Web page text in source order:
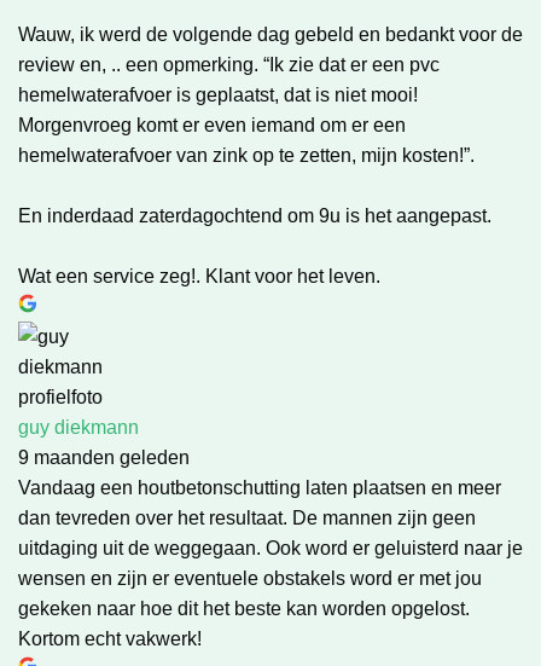
Wauw, ik werd de volgende dag gebeld en bedankt voor de
review en, .. een opmerking. “Ik zie dat er een pvc
hemelwaterafvoer is geplaatst, dat is niet mooi!
Morgenvroeg komt er even iemand om er een
hemelwaterafvoer van zink op te zetten, mijn kosten!”.
En inderdaad zaterdagochtend om 9u is het aangepast.
Wat een service zeg!. Klant voor het leven.
guy diekmann
9 maanden geleden
Vandaag een houtbetonschutting laten plaatsen en meer
dan tevreden over het resultaat. De mannen zijn geen
uitdaging uit de weggegaan. Ook word er geluisterd naar je
wensen en zijn er eventuele obstakels word er met jou
gekeken naar hoe dit het beste kan worden opgelost.
Kortom echt vakwerk!